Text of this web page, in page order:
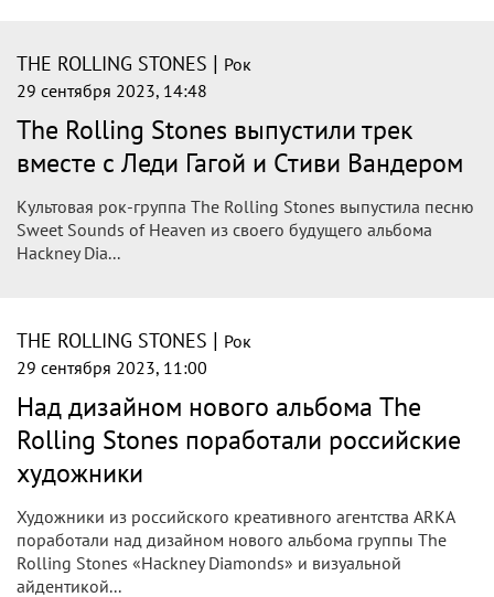
THE ROLLING STONES|Рок
11 октября 2023, 14:09
Ричардс: Болезнь артритом повлияла
на мою игру
THE ROLLING STONES|Рок
11 октября 2023, 00:53
Гитарист The Rolling Stones Кит
Ричардс уверен, что артрит повлиял на
игру
Кит Ричардс из легендарной рок-группы The Rolling